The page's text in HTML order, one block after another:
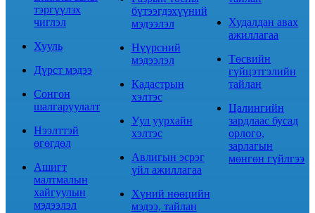
тэргүүлэх
чиглэл
Хууль
Дүрст мэдээ
Сонгон
шалгаруулалт
Нээлттэй
өгөгдөл
Ашигт
малтмалын
хайгуулын
мэдээлэл
бүтээгдэхүүний
мэдээлэл
Нүүрсний
мэдээлэл
Кадастрын
хэлтэс
Уул уурхайн
хэлтэс
Авлигын эсрэг
үйл ажиллагаа
Хүний нөөцийн
мэдээ, тайлан
Худалдан авах
ажиллагаа
Төсвийн
гүйцэтгэлийн
тайлан
Цалингийн
зардлаас бусад
орлого,
зарлагын
мөнгөн гүйлгээ